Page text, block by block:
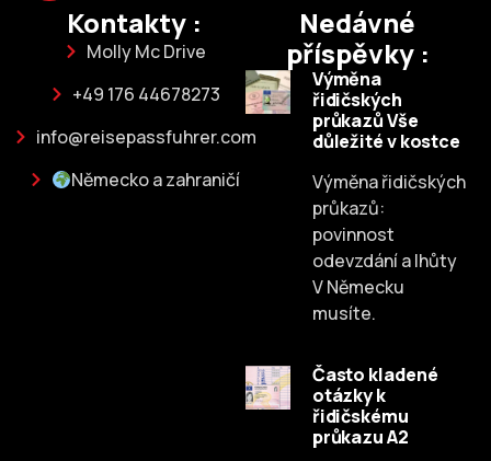
Kontakty :
Molly Mc Drive
+49 176 44678273
info@reisepassfuhrer.com
Německo a zahraničí
Nedávné
příspěvky :
Výměna
řidičských
průkazů Vše
důležité v kostce
Výměna řidičských
průkazů:
povinnost
odevzdání a lhůty
V Německu
musíte.
Často kladené
otázky k
řidičskému
průkazu A2
Dutch
Russian